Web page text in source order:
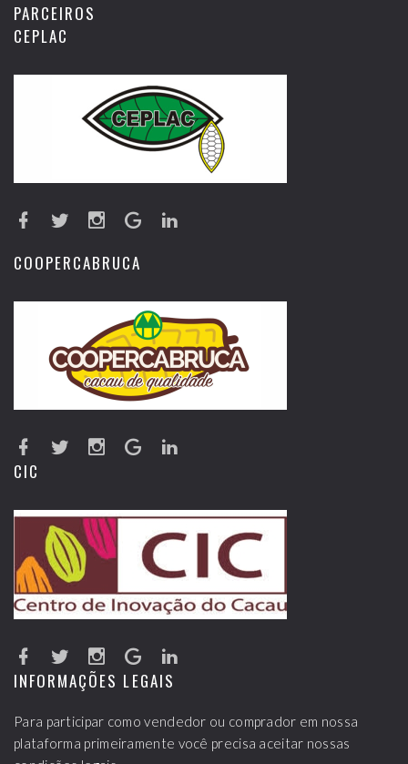
PARCEIROS
CEPLAC
COOPERCABRUCA
CIC
INFORMAÇÕES LEGAIS
Para participar como vendedor ou comprador em nossa
plataforma primeiramente você precisa aceitar nossas